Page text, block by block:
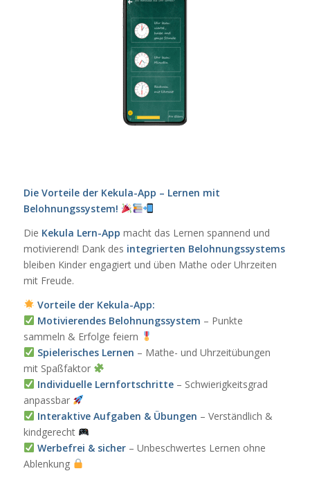
Die Vorteile der Kekula-App – Lernen mit
Belohnungssystem!
Die Kekula Lern-App macht das Lernen spannend und
motivierend! Dank des integrierten Belohnungssystems
bleiben Kinder engagiert und üben Mathe oder Uhrzeiten
mit Freude.
Vorteile der Kekula-App:
Motivierendes Belohnungssystem – Punkte
sammeln & Erfolge feiern
Spielerisches Lernen – Mathe- und Uhrzeitübungen
mit Spaßfaktor
Individuelle Lernfortschritte– Schwierigkeitsgrad
anpassbar
Interaktive Aufgaben & Übungen – Verständlich &
kindgerecht
Werbefrei & sicher– Unbeschwertes Lernen ohne
Ablenkung